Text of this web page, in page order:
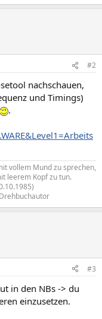
#2
nachschauen,
und Timings)
.
vollem Mund zu sprechen,
leerem Kopf zu tun.​
#3
in den NBs -> du
einzusetzen.